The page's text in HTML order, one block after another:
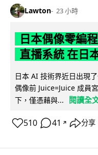
Lawton 23 小時
日本偶像零編
直播系統 在日
日本 AI 技術界近日出現
偶像前 Juice=Juice 成員
下，僅憑藉與...
閱讀全
510 41 ↗ 分享